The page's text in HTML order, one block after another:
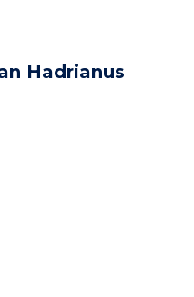
Hadrianus